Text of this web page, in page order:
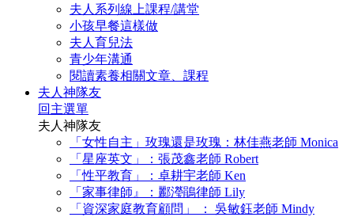
夫人系列線上課程/講堂
小孩早餐這樣做
夫人育兒法
青少年溝通
閱讀素養相關文章、課程
夫人神隊友
回主選單
夫人神隊友
「女性自主」玫瑰還是玫瑰：林佳燕老師 Monica
「星座英文」：張茂鑫老師 Robert
「性平教育」：卓耕宇老師 Ken
「家事律師』：酈瀅鵑律師 Lily
「資深家庭教育顧問」 ： 吳敏鈺老師 Mindy